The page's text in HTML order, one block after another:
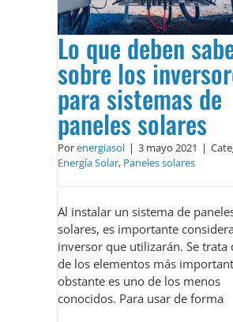
Lo que deben
sobre los
para sistemas de
paneles solares
Porenergiasol | 3 mayo 2021 |
Energía Solar, Paneles solares
Al instalar un sistema de
solares, es importante
inversor que utilizarán. Se trata
de los elementos más
obstante es uno de los menos
conocidos. Para usar de forma